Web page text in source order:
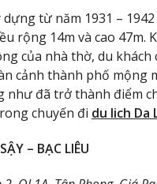
từ năm 1931 –
rộng 14m và cao 47m.
của nhà thờ, du khách
cảnh thành phố mộng
như đã trở thành điểm
chuyến đi du lich Da
– BẠC LIÊU